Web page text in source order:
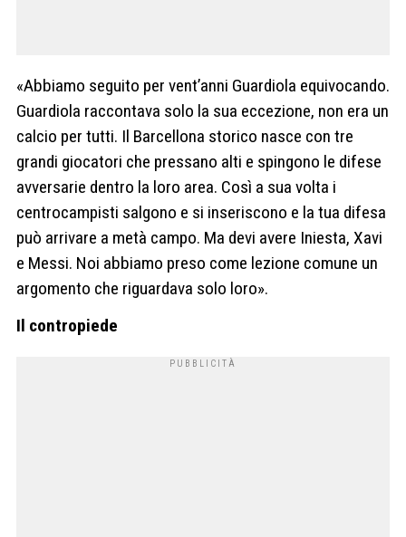
«Abbiamo seguito per vent’anni Guardiola equivocando.
Guardiola raccontava solo la sua eccezione, non era un
calcio per tutti. Il Barcellona storico nasce con tre
grandi giocatori che pressano alti e spingono le difese
avversarie dentro la loro area. Così a sua volta i
centrocampisti salgono e si inseriscono e la tua difesa
può arrivare a metà campo. Ma devi avere Iniesta, Xavi
e Messi. Noi abbiamo preso come lezione comune un
argomento che riguardava solo loro».
Il contropiede